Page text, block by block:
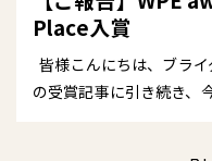
Place入賞
皆様こんにちは、ブラ
の受賞記事に引き続き、